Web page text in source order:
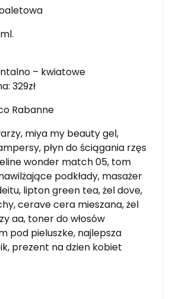
– kwiatowe
329zł
Rabanne
miya my beauty gel,
płyn do ściągania rzęs
wonder match 05, tom
podkłady, masażer
lipton green tea, żel dove,
cerave cera mieszana, żel
aa, toner do włosów
pod pieluszke, najlepsza
prezent na dzien kobiet